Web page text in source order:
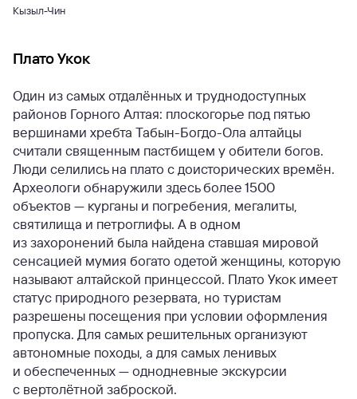
Кызыл-Чин
Плато Укок
Один из самых отдалённых и труднодоступных
районов Горного Алтая: плоскогорье под пятью
вершинами хребта Табын-Богдо-Ола алтайцы
считали священным пастбищем у обители богов.
Люди селились на плато с доисторических времён.
Археологи обнаружили здесь более 1500
объектов — курганы и погребения, мегалиты,
святилища и петроглифы. А в одном
из захоронений была найдена ставшая мировой
сенсацией мумия богато одетой женщины, которую
называют алтайской принцессой. Плато Укок имеет
статус природного резервата, но туристам
разрешены посещения при условии оформления
пропуска. Для самых решительных организуют
автономные походы, а для самых ленивых
и обеспеченных — однодневные экскурсии
с вертолётной заброской.